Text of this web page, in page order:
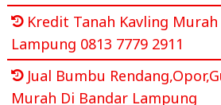
Kredit Tanah Kavling
Lampung 0813 7779 2911
Jual Bumbu
Murah Di Bandar Lampung